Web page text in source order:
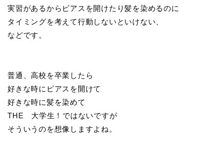
実習があるからピアスを開けたり髪を染めるのに
タイミングを考えて行動しないといけない、
などです。
普通、高校を卒業したら
好きな時にピアスを開けて
好きな時に髪を染めて
THE 大学生！ではないですが
そういうのを想像しますよね。